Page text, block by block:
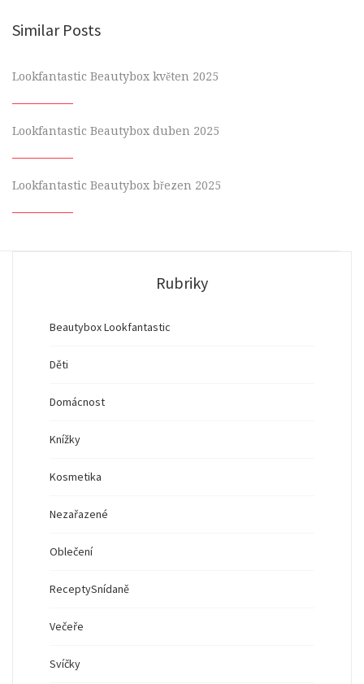
Similar Posts
Lookfantastic Beautybox květen 2025
Lookfantastic Beautybox duben 2025
Lookfantastic Beautybox březen 2025
Rubriky
Beautybox Lookfantastic
Děti
Domácnost
Knížky
Kosmetika
Nezařazené
Oblečení
ReceptySnídaně
Večeře
Svíčky